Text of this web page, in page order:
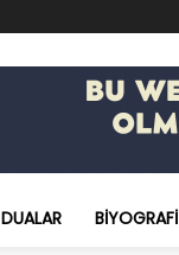
DUALAR BIYOGRAFI